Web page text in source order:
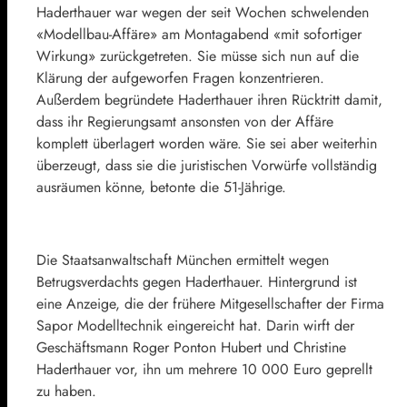
Haderthauer war wegen der seit Wochen schwelenden
«Modellbau-Affäre» am Montagabend «mit sofortiger
Wirkung» zurückgetreten. Sie müsse sich nun auf die
Klärung der aufgeworfen Fragen konzentrieren.
Außerdem begründete Haderthauer ihren Rücktritt damit,
dass ihr Regierungsamt ansonsten von der Affäre
komplett überlagert worden wäre. Sie sei aber weiterhin
überzeugt, dass sie die juristischen Vorwürfe vollständig
ausräumen könne, betonte die 51-Jährige.
Die Staatsanwaltschaft München ermittelt wegen
Betrugsverdachts gegen Haderthauer. Hintergrund ist
eine Anzeige, die der frühere Mitgesellschafter der Firma
Sapor Modelltechnik eingereicht hat. Darin wirft der
Geschäftsmann Roger Ponton Hubert und Christine
Haderthauer vor, ihn um mehrere 10 000 Euro geprellt
zu haben.